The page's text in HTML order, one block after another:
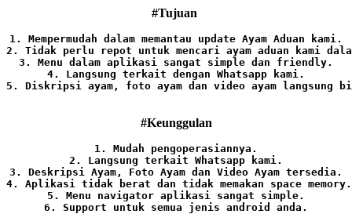
#Tujuan
1. Mempermudah dalam memantau update Ayam Aduan kami.
2. Tidak perlu repot untuk mencari ayam aduan kami
3. Menu dalam aplikasi sangat simple dan friendly.
4. Langsung terkait dengan Whatsapp kami.
5. Diskripsi ayam, foto ayam dan video ayam
#Keunggulan
1. Mudah pengoperasiannya.
2. Langsung terkait Whatsapp kami.
3. Deskripsi Ayam, Foto Ayam dan Video Ayam tersedia.
4. Aplikasi tidak berat dan tidak memakan space memory.
5. Menu navigator aplikasi sangat simple.
6. Support untuk semua jenis android anda.